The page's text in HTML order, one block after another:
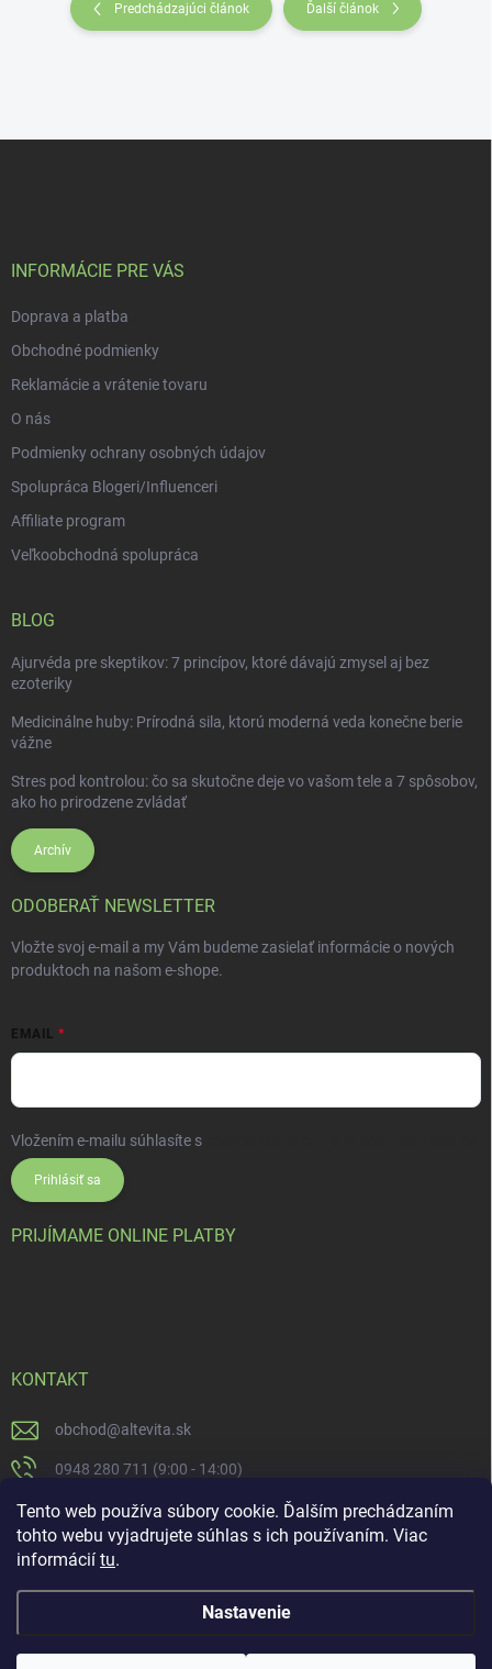
Tento web používa súbory cookie. Ďalším prechádzaním
tohto webu vyjadrujete súhlas s ich používaním. Viac
informácií tu.
Nastavenie
Predchádzajúci článok Ďalší článok
INFORMÁCIE PRE VÁS
Doprava a platba
Obchodné podmienky
Reklamácie a vrátenie tovaru
O nás
Podmienky ochrany osobných údajov
Spolupráca Blogeri/Influenceri
Affiliate program
Veľkoobchodná spolupráca
BLOG
Ajurvéda pre skeptikov: 7 princípov, ktoré dávajú zmysel aj bez
ezoteriky
Medicinálne huby: Prírodná sila, ktorú moderná veda konečne berie
vážne
Stres pod kontrolou: čo sa skutočne deje vo vašom tele a 7 spôsobov,
ako ho prirodzene zvládať
Archív
ODOBERAŤ NEWSLETTER
Vložte svoj e-mail a my Vám budeme zasielať informácie o nových
produktoch na našom e-shope.
EMAIL
Vložením e-mailu súhlasíte s
Prihlásiť sa
PRIJÍMAME ONLINE PLATBY
KONTAKT
obchod@altevita.sk
0948 280 711 (9:00 - 14:00)
Altevita.sk
altevita
Copyright 2026Altevita.sk - life - health - beauty. Všetky práva vyhradené.